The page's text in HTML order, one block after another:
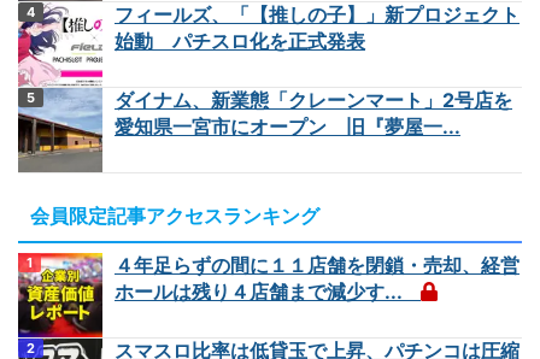
フィールズ、「【推しの子】」新プロジェクト
始動 パチスロ化を正式発表
ダイナム、新業態「クレーンマート」2号店を
愛知県一宮市にオープン 旧『夢屋一...
会員限定記事アクセスランキング
４年足らずの間に１１店舗を閉鎖・売却、経営
ホールは残り４店舗まで減少す...
スマスロ比率は低貸玉で上昇、パチンコは圧縮